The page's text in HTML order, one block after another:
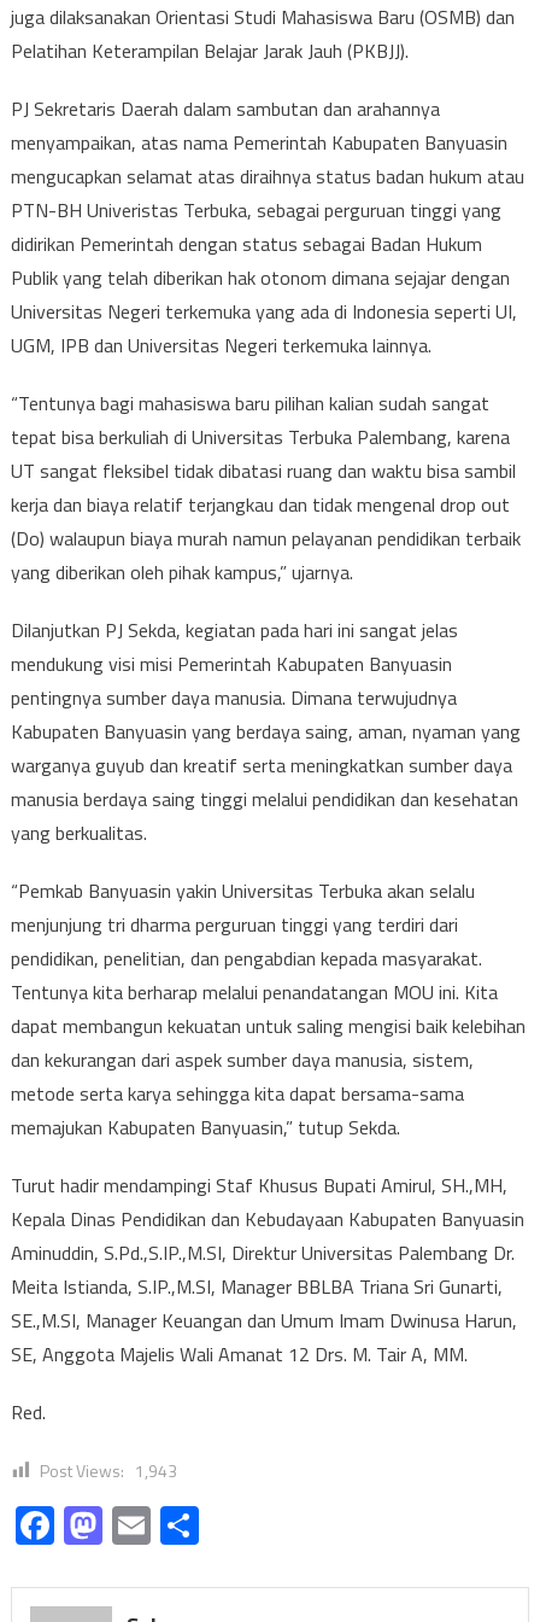
juga dilaksanakan Orientasi Studi Mahasiswa Baru (OSMB) dan
Pelatihan Keterampilan Belajar Jarak Jauh (PKBJJ).
PJ Sekretaris Daerah dalam sambutan dan arahannya
menyampaikan, atas nama Pemerintah Kabupaten Banyuasin
mengucapkan selamat atas diraihnya status badan hukum atau
PTN-BH Univeristas Terbuka, sebagai perguruan tinggi yang
didirikan Pemerintah dengan status sebagai Badan Hukum
Publik yang telah diberikan hak otonom dimana sejajar dengan
Universitas Negeri terkemuka yang ada di Indonesia seperti UI,
UGM, IPB dan Universitas Negeri terkemuka lainnya.
“Tentunya bagi mahasiswa baru pilihan kalian sudah sangat
tepat bisa berkuliah di Universitas Terbuka Palembang, karena
UT sangat fleksibel tidak dibatasi ruang dan waktu bisa sambil
kerja dan biaya relatif terjangkau dan tidak mengenal drop out
(Do) walaupun biaya murah namun pelayanan pendidikan terbaik
yang diberikan oleh pihak kampus,” ujarnya.
Dilanjutkan PJ Sekda, kegiatan pada hari ini sangat jelas
mendukung visi misi Pemerintah Kabupaten Banyuasin
pentingnya sumber daya manusia. Dimana terwujudnya
Kabupaten Banyuasin yang berdaya saing, aman, nyaman yang
warganya guyub dan kreatif serta meningkatkan sumber daya
manusia berdaya saing tinggi melalui pendidikan dan kesehatan
yang berkualitas.
“Pemkab Banyuasin yakin Universitas Terbuka akan selalu
menjunjung tri dharma perguruan tinggi yang terdiri dari
pendidikan, penelitian, dan pengabdian kepada masyarakat.
Tentunya kita berharap melalui penandatangan MOU ini. Kita
dapat membangun kekuatan untuk saling mengisi baik kelebihan
dan kekurangan dari aspek sumber daya manusia, sistem,
metode serta karya sehingga kita dapat bersama-sama
memajukan Kabupaten Banyuasin,” tutup Sekda.
Turut hadir mendampingi Staf Khusus Bupati Amirul, SH.,MH,
Kepala Dinas Pendidikan dan Kebudayaan Kabupaten Banyuasin
Aminuddin, S.Pd.,S.IP.,M.SI, Direktur Universitas Palembang Dr.
Meita Istianda, S.IP.,M.SI, Manager BBLBA Triana Sri Gunarti,
SE.,M.SI, Manager Keuangan dan Umum Imam Dwinusa Harun,
SE, Anggota Majelis Wali Amanat 12 Drs. M. Tair A, MM.
Red.
Post Views: 1,943
Facebook
Mastodon
EmailShare